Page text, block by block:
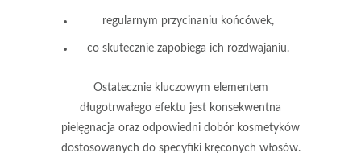
regularnym przycinaniu końcówek,
co skutecznie zapobiega ich rozdwajaniu.
Ostatecznie kluczowym elementem
długotrwałego efektu jest konsekwentna
pielęgnacja oraz odpowiedni dobór kosmetyków
dostosowanych do specyfiki kręconych włosów.